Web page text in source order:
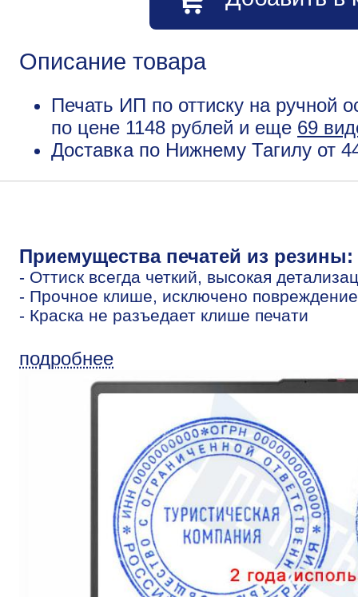
Описание товара
Печать ИП по оттиску на ручной
по цене 1148 рублей и еще 69
Доставка по Нижнему Тагилу от
Приемущества печатей из резины:
- Оттиск всегда четкий, высокая
- Прочное клише, исключено
- Краска не разъедает клише печати
подробнее